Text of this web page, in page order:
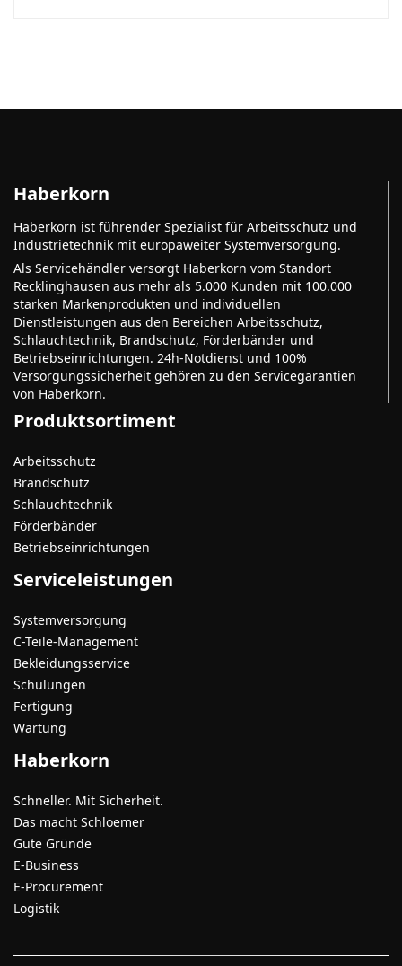
Haberkorn
Haberkorn ist führender Spezialist für Arbeitsschutz und
Industrietechnik mit europaweiter Systemversorgung.
Als Servicehändler versorgt Haberkorn vom Standort
Recklinghausen aus mehr als 5.000 Kunden mit 100.000
starken Markenprodukten und individuellen
Dienstleistungen aus den Bereichen Arbeitsschutz,
Schlauchtechnik, Brandschutz, Förderbänder und
Betriebseinrichtungen. 24h-Notdienst und 100%
Versorgungssicherheit gehören zu den Servicegarantien
von Haberkorn.
Produktsortiment
Arbeitsschutz
Brandschutz
Schlauchtechnik
Förderbänder
Betriebseinrichtungen
Serviceleistungen
Systemversorgung
C-Teile-Management
Bekleidungsservice
Schulungen
Fertigung
Wartung
Haberkorn
Schneller. Mit Sicherheit.
Das macht Schloemer
Gute Gründe
E-Business
E-Procurement
Logistik